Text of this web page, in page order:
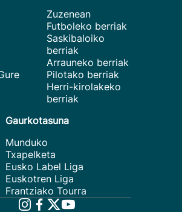
Zuzenean
Futboleko berriak
Saskibaloiko
berriak
Arrauneko berriak
Pilotako berriak
Herri-kirolakeko
berriak
Gaurkotasuna
Munduko
Txapelketa
Eusko Label Liga
Euskotren Liga
Frantziako Tourra